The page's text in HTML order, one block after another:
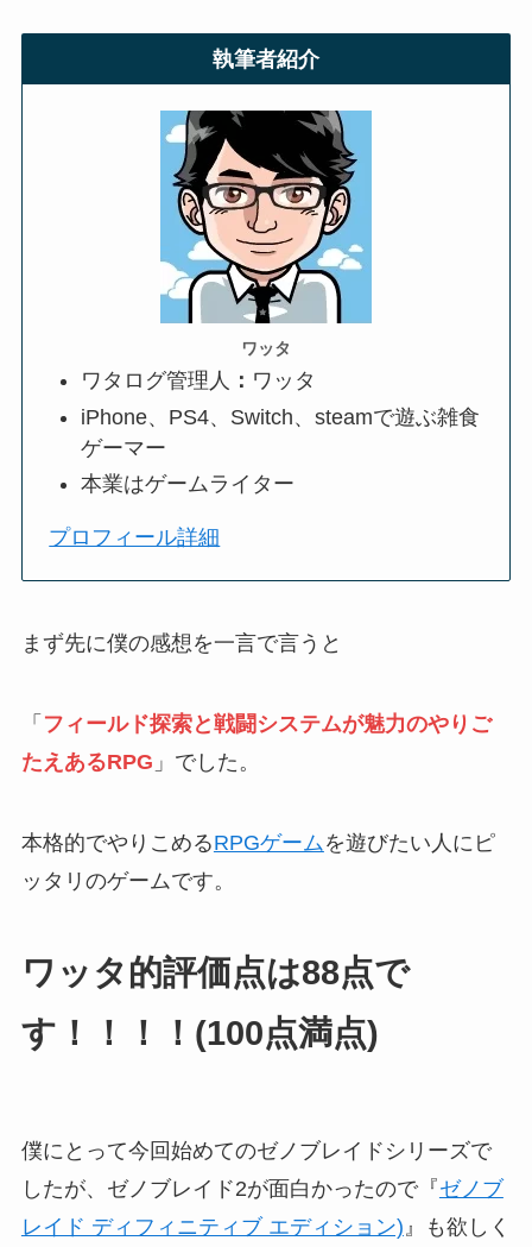
執筆者紹介
ワッタ
ワタログ管理人 ： ワッタ
iPhone、PS4、Switch、steamで遊ぶ雑食
ゲーマー
本業はゲームライター
プロフィール詳細
まず先に僕の感想を一言で言うと
「 フィールド探索と戦闘システムが魅力のやりご
たえあるRPG 」でした。
本格的でやりこめるRPGゲーム を遊びたい人にピ
ッタリのゲームです。
ワッタ的評価点は88点で
す！！！！(100点満点)
僕にとって今回始めてのゼノブレイドシリーズで
したが、ゼノブレイド2が面白かったので『ゼノブ
レイド ディフィニティブ エディション)』も欲しく